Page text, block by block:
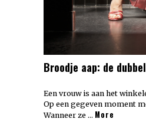
Broodje aap: de
Een vrouw is aan het
Op een gegeven moment
Wanneer ze … More